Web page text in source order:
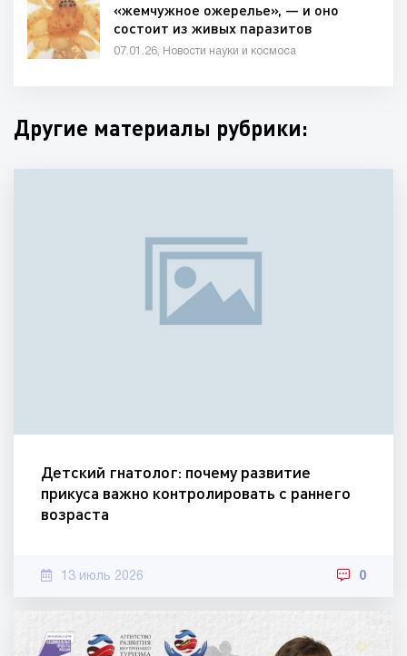
«жемчужное ожерелье», — и оно
состоит из живых паразитов
07.01.26, Новости науки и космоса
Другие материалы рубрики:
Детский гнатолог: почему развитие
прикуса важно контролировать с раннего
возраста
13 июль 2026 0